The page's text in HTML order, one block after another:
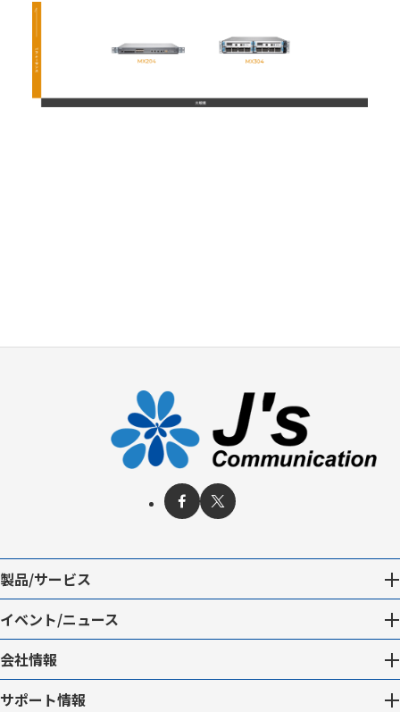
製品/サービス
イベント/ニュース
会社情報
サポート情報